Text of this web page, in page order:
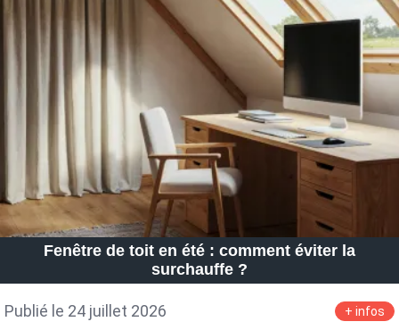
Fenêtre de toit en été : comment éviter la
surchauffe ?
Publié le 24 juillet 2026 + infos